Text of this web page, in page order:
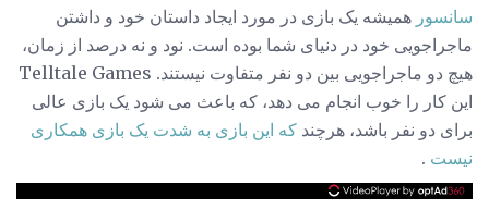
سانسور همیشه یک بازی در مورد ایجاد داستان خود و داشتن
ماجراجویی خود در دنیای شما بوده است. نود و نه درصد از زمان،
هیچ دو ماجراجویی بین دو نفر متفاوت نیستند. Telltale Games
این کار را خوب انجام می دهد، که باعث می شود یک بازی عالی
برای دو نفر باشد، هرچند که این بازی به شدت یک بازی همکاری
نیست .